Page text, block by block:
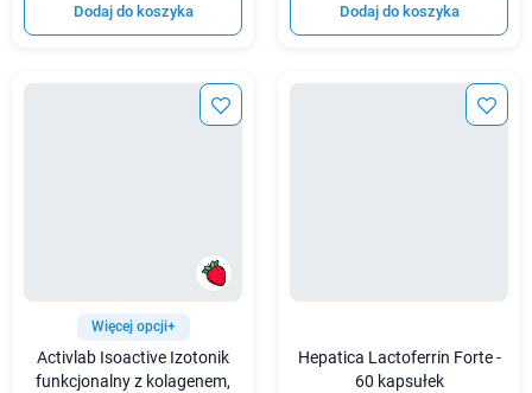
Dodaj do koszyka Dodaj do koszyka
Więcej opcji+
Activlab Isoactive Izotonik
funkcjonalny z kolagenem,
Hepatica Lactoferrin Forte -
60 kapsułek